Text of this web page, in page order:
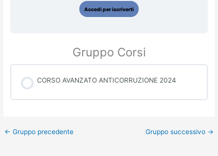
Accedi per iscriverti
Gruppo Corsi
CORSO AVANZATO ANTICORRUZIONE 2024
← Gruppo precedente Gruppo successivo →